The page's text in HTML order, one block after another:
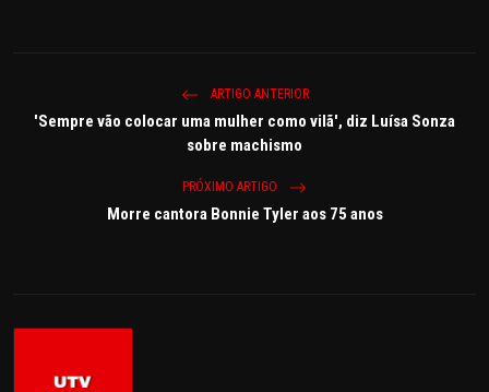
ARTIGO ANTERIOR
'Sempre vão colocar uma mulher como vilã', diz Luísa Sonza
sobre machismo
PRÓXIMO ARTIGO
Morre cantora Bonnie Tyler aos 75 anos